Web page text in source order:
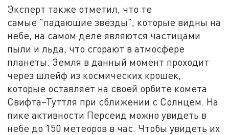
Эксперт также отметил, что те
самые "падающие звёзды", которые видны на
небе, на самом деле являются частицами
пыли и льда, что сгорают в атмосфере
планеты. Земля в данный момент проходит
через шлейф из космических крошек,
которые оставляет на своей орбите комета
Свифта–Туттля при сближении с Солнцем. На
пике активности Персеид можно увидеть в
небе до 150 метеоров в час. Чтобы увидеть их